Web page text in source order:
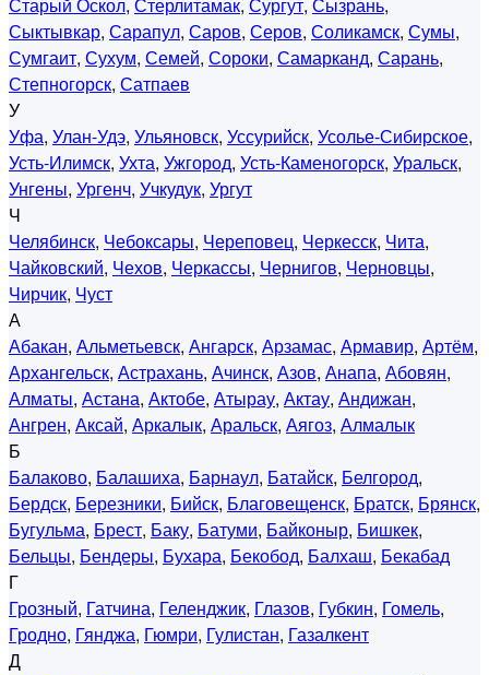
Сыктывкар, Сарапул, Саров, Серов, Соликамск, Сумы,
Сумгаит, Сухум, Семей, Сороки, Самарканд, Сарань,
Степногорск, Сатпаев
У
Уфа, Улан-Удэ, Ульяновск, Уссурийск, Усолье-Сибирское,
Усть-Илимск, Ухта, Ужгород, Усть-Каменогорск, Уральск,
Унгены, Ургенч, Учкудук, Ургут
Ч
Челябинск, Чебоксары, Череповец, Черкесск, Чита,
Чайковский, Чехов, Черкассы, Чернигов, Черновцы,
Чирчик, Чуст
А
Абакан, Альметьевск, Ангарск, Арзамас, Армавир, Артём,
Архангельск, Астрахань, Ачинск, Азов, Анапа, Абовян,
Алматы, Астана, Актобе, Атырау, Актау, Андижан,
Ангрен, Аксай, Аркалык, Аральск, Аягоз, Алмалык
Б
Балаково, Балашиха, Барнаул, Батайск, Белгород,
Бердск, Березники, Бийск, Благовещенск, Братск, Брянск,
Бугульма, Брест, Баку, Батуми, Байконыр, Бишкек,
Бельцы, Бендеры, Бухара, Бекобод, Балхаш, Бекабад
Г
Грозный, Гатчина, Геленджик, Глазов, Губкин, Гомель,
Гродно, Гянджа, Гюмри, Гулистан, Газалкент
Д